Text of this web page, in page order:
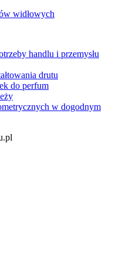
widłowych
handlu i przemysłu
drutu
do perfum
w dogodnym